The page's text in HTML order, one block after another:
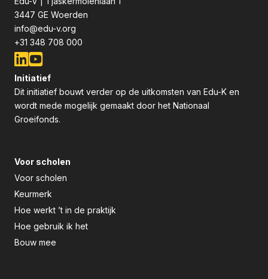
3447 GE Woerden
info@edu-v.org
+31 348 708 000
Initiatief
Dit initiatief bouwt verder op de uitkomsten van Edu-K en
wordt mede mogelijk gemaakt door het Nationaal
Groeifonds.
Voor scholen
Voor scholen
Keurmerk
Hoe werkt ’t in de praktijk
Hoe gebruik ik het
Bouw mee